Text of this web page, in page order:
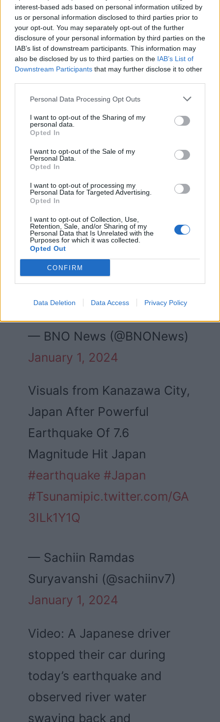
interest-based ads based on personal information utilized by
us or personal information disclosed to third parties prior to
your opt-out. You may separately opt-out of the further
disclosure of your personal information by third parties on the
IAB’s list of downstream participants. This information may
also be disclosed by us to third parties on the IAB’s List of
Downstream Participants that may further disclose it to other
Personal Data Processing Opt Outs
I want to opt-out of the Sharing of my
personal data.
Opted In
I want to opt-out of the Sale of my
Personal Data.
Opted In
I want to opt-out of processing my
Personal Data for Targeted Advertising.
Opted In
I want to opt-out of Collection, Use,
Retention, Sale, and/or Sharing of my
Personal Data that Is Unrelated with the
Purposes for which it was collected.
Opted Out
CONFIRM
Data Deletion Data Access Privacy Policy
ανέφερε η υπηρεσία.
Ισχυρότατος σεισμός και τσουνάμι
έπληξαν τη βορειοανατολική Ιαπωνία
στις 11 Μαρτίου 2011, προκαλώντας
τον θάνατο σχεδόν 20.000 ανθρώπων,
προκαλώντας μεγάλες καταστροφές
σε πόλεις και πυρηνικές τήξεις στη
Φουκουσίμα.
moment western Japan was
hit by a 7.6-magnitude
earthquake
pic.twitter.com/1ZemLCLUtz
— BNO News (@BNONews)
January 1, 2024
Visuals from Kanazawa City,
Japan After Powerful
Earthquake Of 7.6
Magnitude Hit Japan
#earthquake #Japan
#Tsunamipic.twitter.com/GA
3ILk1Y1Q
— Sachiin Ramdas
Suryavanshi (@sachiinv7)
January 1, 2024
Video: A Japanese driver
stopped their car during
today’s earthquake and
observed river water
swaying back and